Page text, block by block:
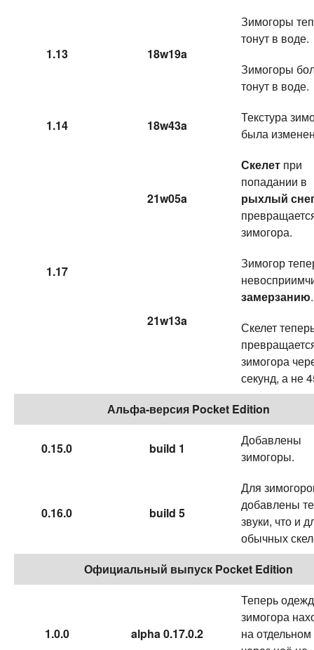
1.13 18w19a
Зимогоры
тонут в воде.
Зимогоры
тонут в воде.
1.14 18w43a
Текстура
была
1.17
21w05a
Скелет при
попадании в
рыхлый
зимогора.
21w13a
Зимогор
замерзанию.
Скелет
зимогора
секунд, а не
Альфа-версия Pocket Edition
0.15.0 build 1
Добавлены
зимогоры.
0.16.0 build 5
Для
добавлены
звуки, что и
обычных
Официальный выпуск Pocket Edition
1.0.0 alpha 0.17.0.2
Теперь
зимогора
на